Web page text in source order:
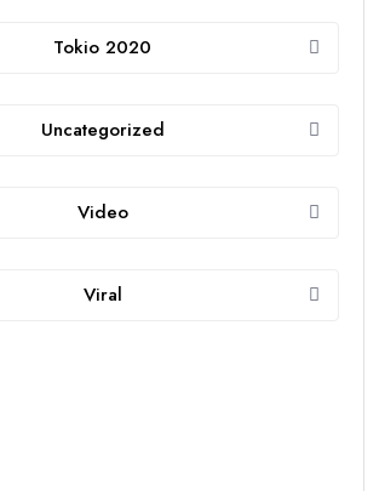
Tokio 2020
Uncategorized
Video
Viral